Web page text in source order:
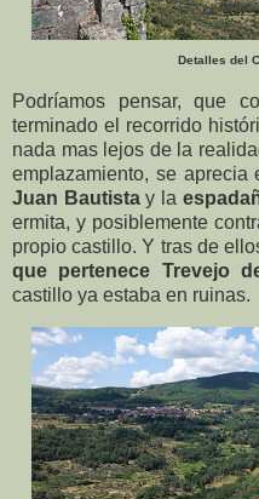
Detalles del
Podríamos pensar, que
terminado el recorrido
nada mas lejos de la
emplazamiento, se aprecia
Juan Bautistay la
ermita, y posiblemente
propio castillo. Y tras de
que pertenece Trevejo
castillo ya estaba en ruinas.